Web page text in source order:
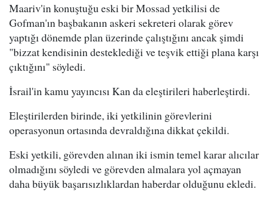
Maariv'in konuştuğu eski bir Mossad yetkilisi de
Gofman'ın başbakanın askeri sekreteri olarak görev
yaptığı dönemde plan üzerinde çalıştığını ancak şimdi
"bizzat kendisinin desteklediği ve teşvik ettiği plana karşı
çıktığını" söyledi.
İsrail'in kamu yayıncısı Kan da eleştirileri haberleştirdi.
Eleştirilerden birinde, iki yetkilinin görevlerini
operasyonun ortasında devraldığına dikkat çekildi.
Eski yetkili, görevden alınan iki ismin temel karar alıcılar
olmadığını söyledi ve görevden almalara yol açmayan
daha büyük başarısızlıklardan haberdar olduğunu ekledi.